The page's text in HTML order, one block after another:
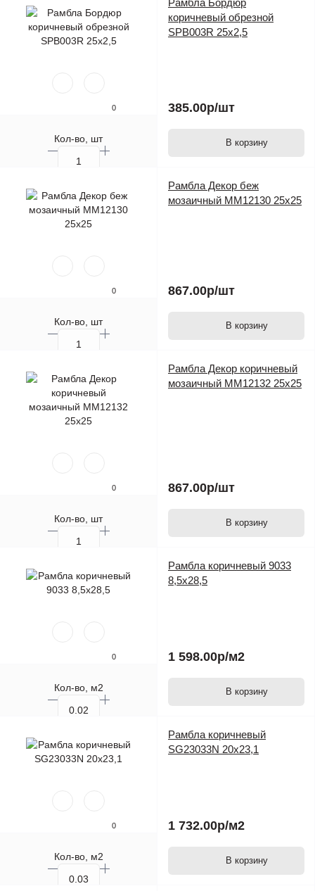
0
Кол-во, шт
Рамбла Бордюр
коричневый обрезной
SPB003R 25х2,5
385.00р/шт
В корзину
0
Кол-во, шт
Рамбла Декор беж
мозаичный MM12130 25х25
867.00р/шт
В корзину
0
Кол-во, шт
Рамбла Декор коричневый
мозаичный MM12132 25х25
867.00р/шт
В корзину
0
Кол-во, м2
Рамбла коричневый 9033
8,5х28,5
1 598.00р/м2
В корзину
0
Кол-во, м2
Рамбла коричневый
SG23033N 20х23,1
1 732.00р/м2
В корзину